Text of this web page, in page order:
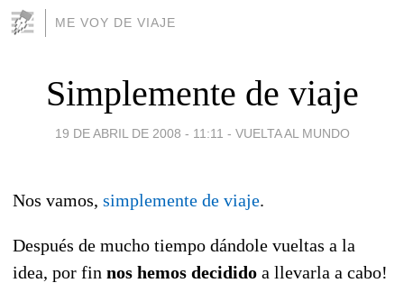
ME VOY DE VIAJE
Simplemente de viaje
19 DE ABRIL DE 2008 - 11:11 - VUELTA AL MUNDO
Nos vamos, simplemente de viaje.
Después de mucho tiempo dándole vueltas a la
idea, por fin nos hemos decidido a llevarla a cabo!